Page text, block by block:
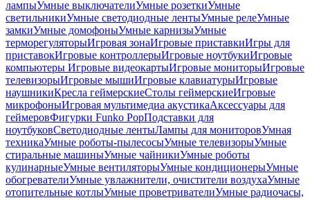
лампыУмные выключателиУмные розеткиУмные
светильникиУмные светодиодные лентыУмные релеУмные
замкиУмные домофоныУмные карнизыУмные
терморегуляторыИгровая зонаИгровые приставкиИгры для
приставокИгровые контроллерыИгровые ноутбукиИгровые
компьютеры Игровые видеокартыИгровые мониторыИгровые
телевизорыИгровые мышиИгровые клавиатурыИгровые
наушникиКресла геймерскиеСтолы геймерскиеИгровые
микрофоныИгровая мультимедиа акустикаАксессуары для
геймеровФигурки Funko PopПодставки для
ноутбуковСветодиодные лентыЛампы для мониторовУмная
техникаУмные роботы-пылесосыУмные телевизорыУмные
стиральные машиныУмные чайникиУмные роботы
кулинарныеУмные вентиляторыУмные кондиционерыУмные
обогревателиУмные увлажнители, очистители воздухаУмные
отопительные котлыУмные проветривателиУмные радиочасы,